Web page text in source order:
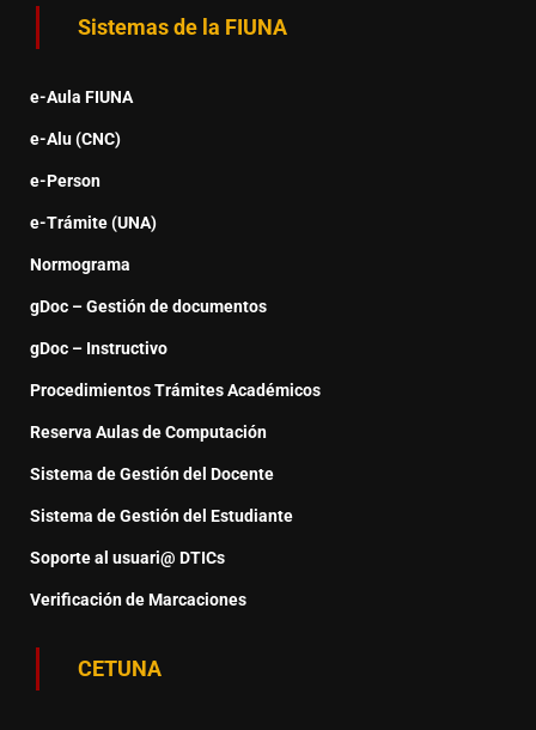
Sistemas de la FIUNA
e-Aula FIUNA
e-Alu (CNC)
e-Person
e-Trámite (UNA)
Normograma
gDoc – Gestión de documentos
gDoc – Instructivo
Procedimientos Trámites Académicos
Reserva Aulas de Computación
Sistema de Gestión del Docente
Sistema de Gestión del Estudiante
Soporte al usuari@ DTICs
Verificación de Marcaciones
CETUNA